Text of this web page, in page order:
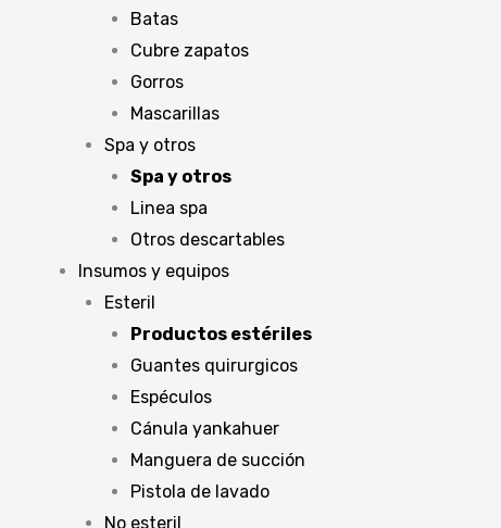
Batas
Cubre zapatos
Gorros
Mascarillas
Spa y otros
Spa y otros
Linea spa
Otros descartables
Insumos y equipos
Esteril
Productos estériles
Guantes quirurgicos
Espéculos
Cánula yankahuer
Manguera de succión
Pistola de lavado
No esteril